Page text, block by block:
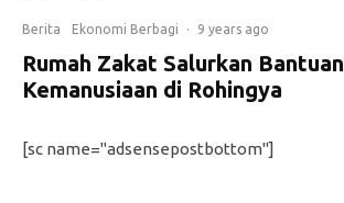
Berita Ekonomi Berbagi · 9 years ago
Rumah Zakat Salurkan Bantuan
Kemanusiaan di Rohingya
[sc name="adsensepostbottom"]